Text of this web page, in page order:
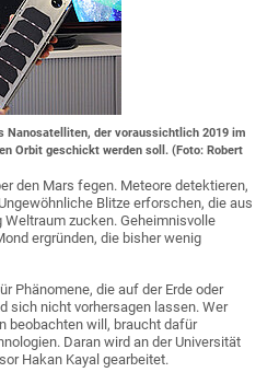
Nanosatelliten, der voraussichtlich 2019 im
Orbit geschickt werden soll. (Foto: Robert
den Mars fegen. Meteore detektieren,
Blitze erforschen, die aus
Weltraum zucken. Geheimnisvolle
ergründen, die bisher wenig
Phänomene, die auf der Erde oder
sich nicht vorhersagen lassen. Wer
beobachten will, braucht dafür
Daran wird an der Universität
Hakan Kayal gearbeitet.